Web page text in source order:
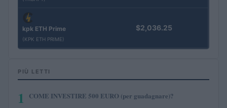
kpk ETH Prime
(KPK ETH PRIME)
$2,036.25
PIÙ LETTI
1 COME INVESTIRE 500 EURO (per guadagnare)?